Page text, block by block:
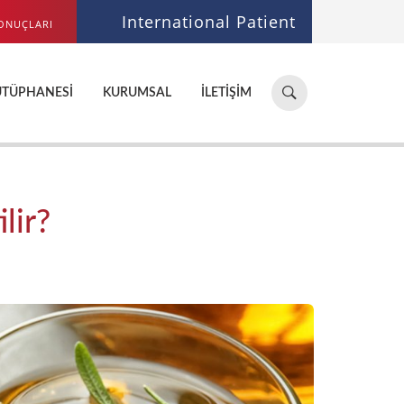
International Patient
Hastane,
doktor,
ara...
KURUMSAL İLETIŞIM